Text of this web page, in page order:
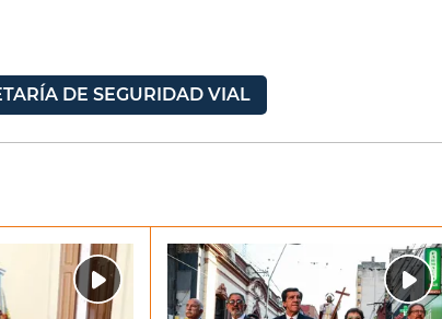
DE SEGURIDAD VIAL